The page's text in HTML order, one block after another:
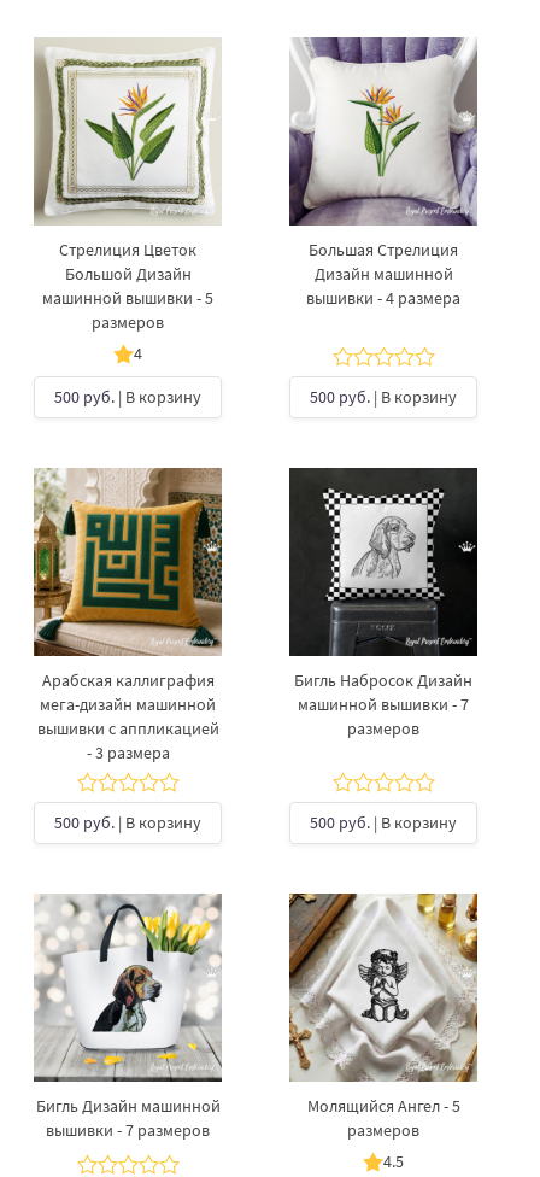
Стрелиция Цветок
Большой Дизайн
машинной вышивки - 5
размеров
4
500 руб. | В корзину
Большая Стрелиция
Дизайн машинной
вышивки - 4 размера
500 руб. | В корзину
Арабская каллиграфия
мега-дизайн машинной
вышивки с аппликацией
- 3 размера
500 руб. | В корзину
Бигль Набросок Дизайн
машинной вышивки - 7
размеров
500 руб. | В корзину
Бигль Дизайн машинной
вышивки - 7 размеров
Молящийся Ангел - 5
размеров
4.5